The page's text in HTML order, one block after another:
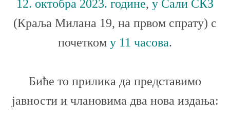
12. октобра 2023. године, у Сали СКЗ
(Краља Милана 19, на првом спрату) с
почетком у 11 часова.
Биће то прилика да представимо
јавности и члановима два нова издања: